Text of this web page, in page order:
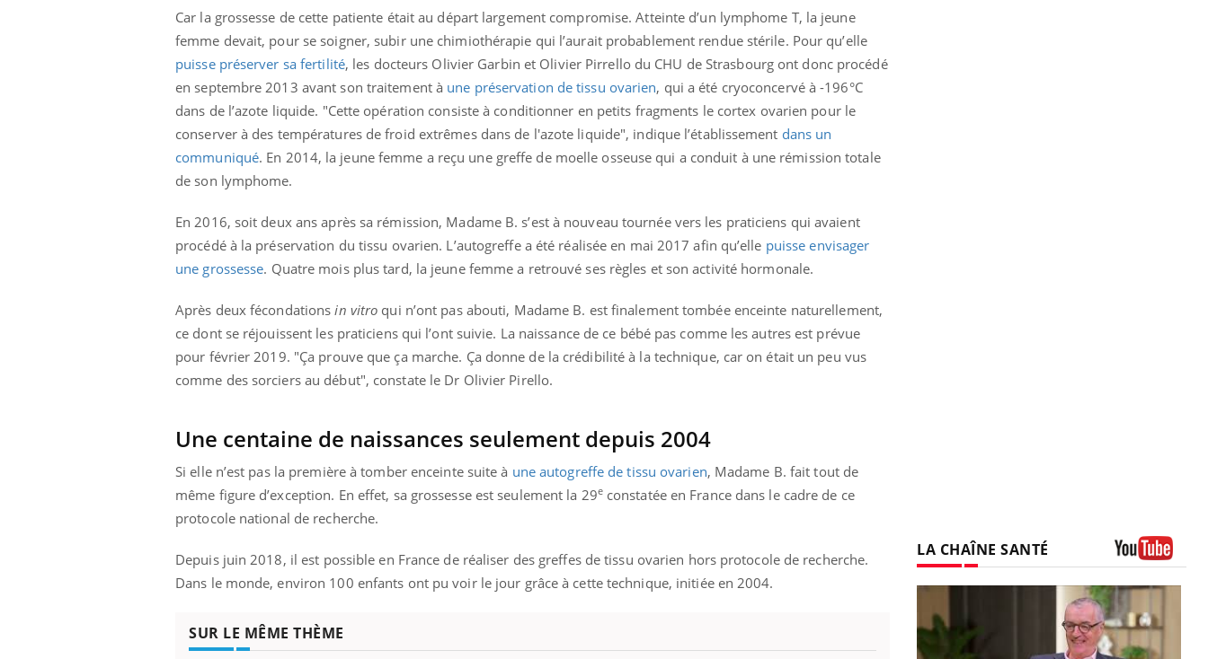
Car la grossesse de cette patiente était au départ largement compromise. Atteinte d’un lymphome T, la jeune
femme devait, pour se soigner, subir une chimiothérapie qui l’aurait probablement rendue stérile. Pour qu’elle
puisse préserver sa fertilité, les docteurs Olivier Garbin et Olivier Pirrello du CHU de Strasbourg ont donc procédé
en septembre 2013 avant son traitement à une préservation de tissu ovarien, qui a été cryoconcervé à -196°C
dans de l’azote liquide. "Cette opération consiste à conditionner en petits fragments le cortex ovarien pour le
conserver à des températures de froid extrêmes dans de l'azote liquide", indique l’établissement dans un
communiqué. En 2014, la jeune femme a reçu une greffe de moelle osseuse qui a conduit à une rémission totale
de son lymphome.
En 2016, soit deux ans après sa rémission, Madame B. s’est à nouveau tournée vers les praticiens qui avaient
procédé à la préservation du tissu ovarien. L’autogreffe a été réalisée en mai 2017 afin qu’elle puisse envisager
une grossesse. Quatre mois plus tard, la jeune femme a retrouvé ses règles et son activité hormonale.
Après deux fécondationsin vitro qui n’ont pas abouti, Madame B. est finalement tombée enceinte naturellement,
ce dont se réjouissent les praticiens qui l’ont suivie. La naissance de ce bébé pas comme les autres est prévue
pour février 2019. "Ça prouve que ça marche. Ça donne de la crédibilité à la technique, car on était un peu vus
comme des sorciers au début", constate le Dr Olivier Pirello.
Une centaine de naissances seulement depuis 2004
Si elle n’est pas la première à tomber enceinte suite à une autogreffe de tissu ovarien, Madame B. fait tout de
même figure d’exception. En effet, sa grossesse est seulement la 29econstatée en France dans le cadre de ce
protocole national de recherche.
Depuis juin 2018, il est possible en France de réaliser des greffes de tissu ovarien hors protocole de recherche.
Dans le monde, environ 100 enfants ont pu voir le jour grâce à cette technique, initiée en 2004.
SUR LE MÊME THÈME
LA CHAÎNE SANTÉ